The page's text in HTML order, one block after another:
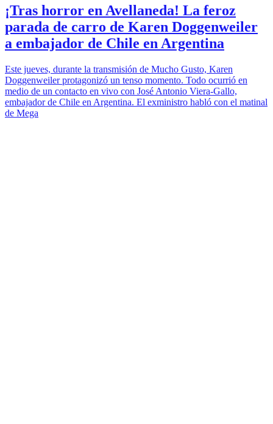
¡Tras horror en Avellaneda! La feroz
parada de carro de Karen Doggenweiler
a embajador de Chile en Argentina
Este jueves, durante la transmisión de Mucho Gusto, Karen
Doggenweiler protagonizó un tenso momento. Todo ocurrió en
medio de un contacto en vivo con José Antonio Viera-Gallo,
embajador de Chile en Argentina. El exministro habló con el matinal
de Mega